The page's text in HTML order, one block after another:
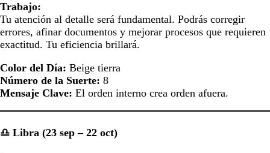
Trabajo:
Tu atención al detalle será fundamental. Podrás corregir
errores, afinar documentos y mejorar procesos que requieren
exactitud. Tu eficiencia brillará.
Color del Día: Beige tierra
Número de la Suerte: 8
Mensaje Clave: El orden interno crea orden afuera.
♎ Libra (23 sep – 22 oct)